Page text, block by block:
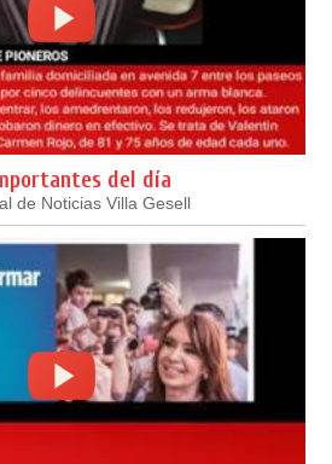
del día
de Noticias Villa Gesell